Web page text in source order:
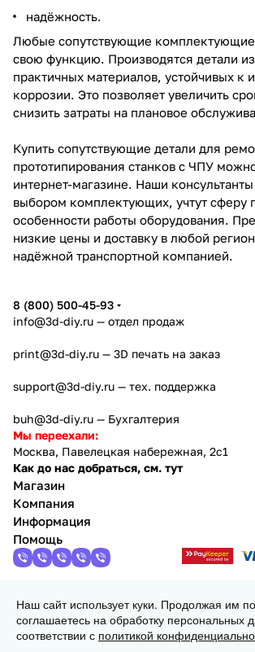
надёжность.
Любые сопутствующие
свою функцию. Производятся детали
практичных материалов, устойчивых к
коррозии. Это позволяет увеличить
снизить затраты на плановое
Купить сопутствующие детали для
прототипирования станков с ЧПУ
интернет-магазине. Наши
выбором комплектующих, учтут сферу
особенности работы оборудования.
низкие цены и доставку в любой
надёжной транспортной компанией.
8 (800) 500-45-93
info@3d-diy.ru — отдел продаж
print@3d-diy.ru — 3D печать на заказ
support@3d-diy.ru — тех. поддержка
buh@3d-diy.ru — Бухгалтерия
Мы переехали:
Москва, Павелецкая набережная, 2с1
Как до нас добраться, см. тут
Магазин
Компания
Информация
Помощь
2013 - 2026 © 3DiY (Тридиай) - интернет-
комплектующих для 3D принтеров, ЧПУ
робототехники
Наш сайт использует куки. Продолжая им
соглашаетесь на обработку персональных
соответствии с политикой